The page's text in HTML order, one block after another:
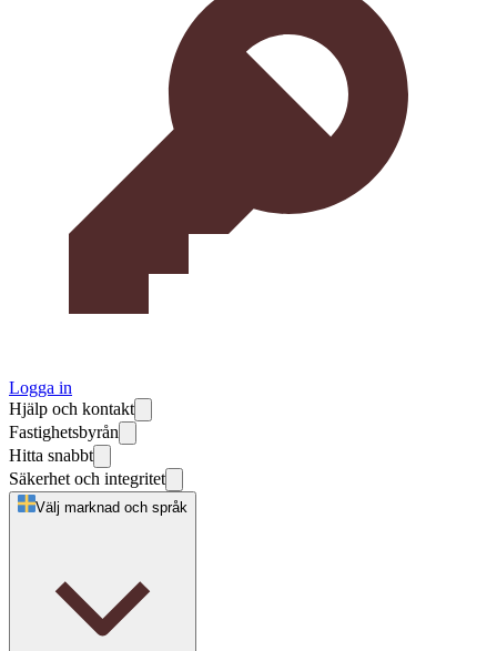
Logga in
Hjälp och kontakt
Fastighetsbyrån
Hitta snabbt
Säkerhet och integritet
Välj marknad och språk